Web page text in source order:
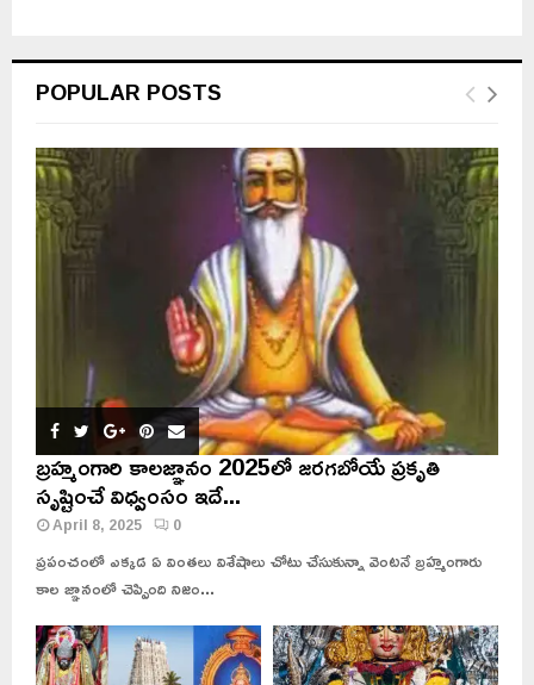
POPULAR POSTS
బ్రహ్మంగారి కాలజ్ఞానం 2025లో జరగబోయే ప్రకృతి
సృష్టించే విధ్వంసం ఇదే...
April 8, 2025 0
ప్రపంచంలో ఎక్కడ ఏ వింతలు విశేషాలు చోటు చేసుకున్నా వెంటనే బ్రహ్మంగారు
కాల జ్ఞానంలో చెప్పింది నిజం...